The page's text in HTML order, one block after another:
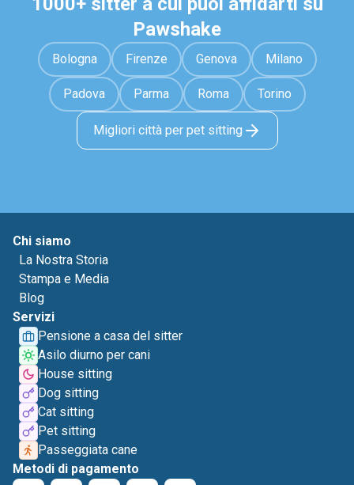
Pawshake
Bologna Firenze Genova Milano
Padova Parma Roma Torino
Migliori città per pet sitting
Chi siamo
La Nostra Storia
Stampa e Media
Blog
Servizi
Pensione a casa del sitter
Asilo diurno per cani
House sitting
Dog sitting
Cat sitting
Pet sitting
Passeggiata cane
Metodi di pagamento